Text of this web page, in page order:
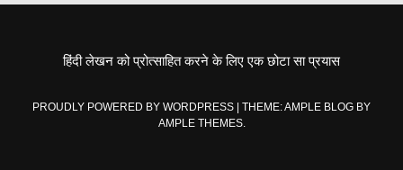
हिंदी लेखन को प्रोत्साहित करने के लिए एक छोटा सा प्रयास
PROUDLY POWERED BY WORDPRESS
THEME: AMPLE BLOG BY
AMPLE THEMES.